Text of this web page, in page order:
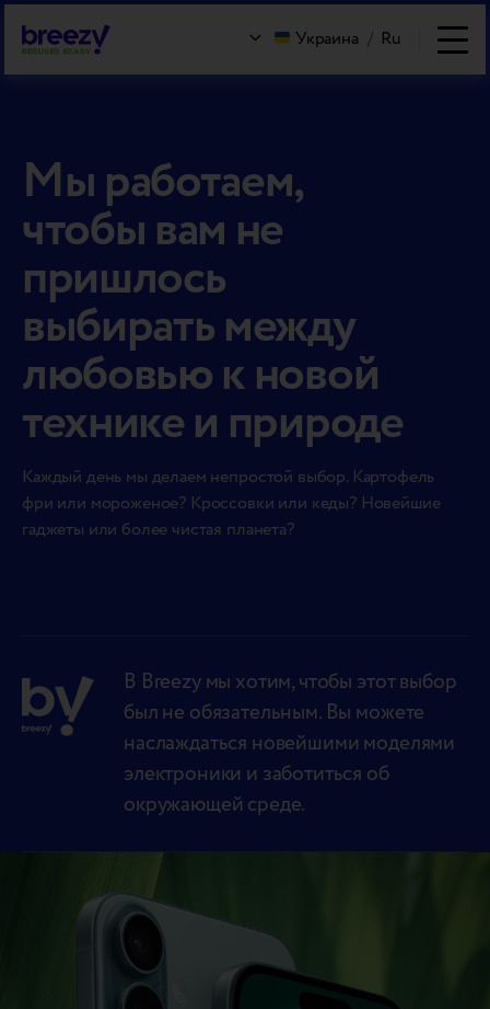
Украина / Ru
Мы работаем,
чтобы вам не
пришлось
выбирать между
любовью к новой
технике и природе
Каждый день мы делаем непростой выбор. Картофель
фри или мороженое? Кроссовки или кеды? Новейшие
гаджеты или более чистая планета?
В Breezy мы хотим, чтобы этот выбор
был не обязательным. Вы можете
наслаждаться новейшими моделями
электроники и заботиться об
окружающей среде.